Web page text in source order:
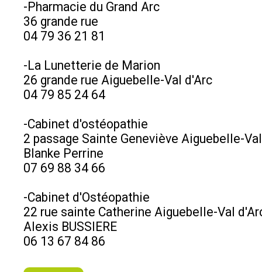
-Pharmacie du Grand Arc
36 grande rue
04 79 36 21 81
-La Lunetterie de Marion
26 grande rue Aiguebelle-Val d'Arc
04 79 85 24 64
-Cabinet d'ostéopathie
2 passage Sainte Geneviève Aiguebelle-
Blanke Perrine
07 69 88 34 66
-Cabinet d'Ostéopathie
22 rue sainte Catherine Aiguebelle-Val
Alexis BUSSIERE
06 13 67 84 86